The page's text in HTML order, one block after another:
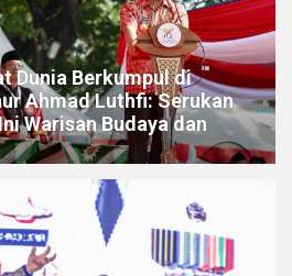
Dunia Berkumpul di
Ahmad Luthfi: Serukan
Warisan Budaya dan